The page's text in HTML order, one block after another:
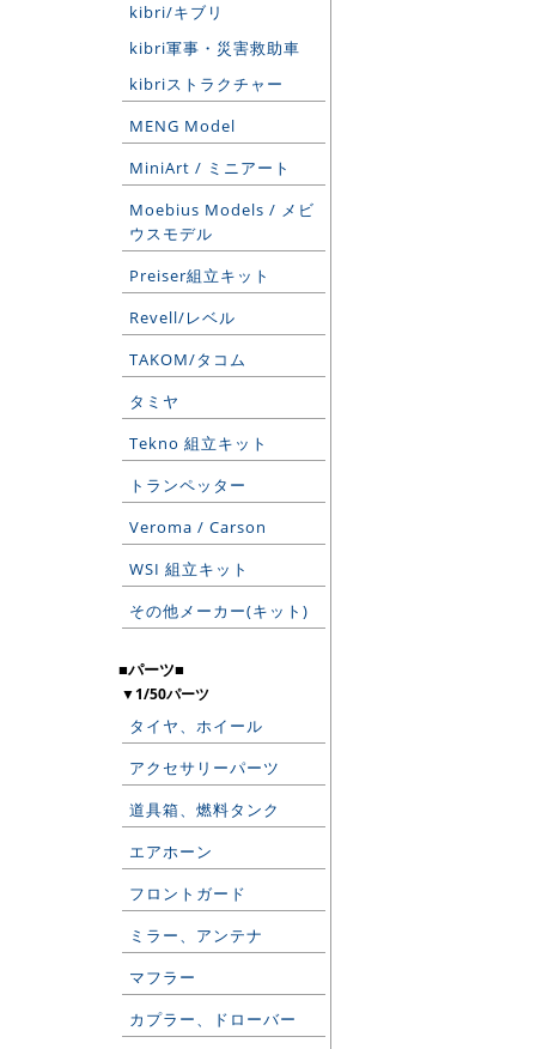
kibri/キブリ
kibri軍事・災害救助車
kibriストラクチャー
MENG Model
MiniArt / ミニアート
Moebius Models / メビ
ウスモデル
Preiser組立キット
Revell/レベル
TAKOM/タコム
タミヤ
Tekno 組立キット
トランペッター
Veroma / Carson
WSI 組立キット
その他メーカー(キット)
■パーツ■
▼1/50パーツ
タイヤ、ホイール
アクセサリーパーツ
道具箱、燃料タンク
エアホーン
フロントガード
ミラー、アンテナ
マフラー
カプラー、ドローバー